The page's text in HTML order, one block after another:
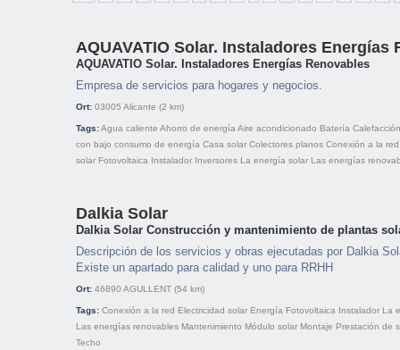
AQUAVATIO Solar. Instaladores Energías
AQUAVATIO Solar. Instaladores Energías Renovables
Empresa de servicios para hogares y negocios.
Ort: 03005 Alicante (2 km)
Tags:Agua caliente Ahorro de energía Aire acondicionado Batería
con bajo consumo de energía Casa solar Colectores planos Conexión a la red
solar Fotovoltaica Instalador Inversores La energía solar Las energías
Dalkia Solar
Dalkia Solar Construcción y mantenimiento de plantas
Descripción de los servicios y obras ejecutadas por Dalkia
Existe un apartado para calidad y uno para RRHH
Ort: 46890 AGULLENT (54 km)
Tags: Conexión a la red Electricidad solar Energía Fotovoltaica Instalador La
Las energías renovables Mantenimiento Módulo solar Montaje Prestación de
Techo